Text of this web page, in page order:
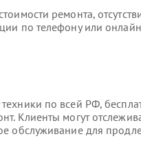
ремонта,
по телефону или
по всей РФ,
Клиенты могут
обслуживание для